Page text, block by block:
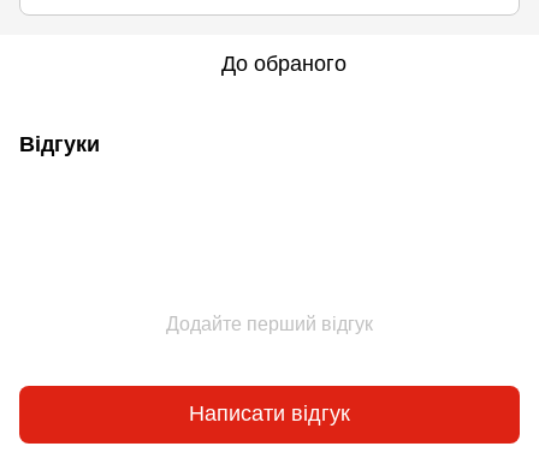
До обраного
Відгуки
Додайте перший відгук
Написати відгук